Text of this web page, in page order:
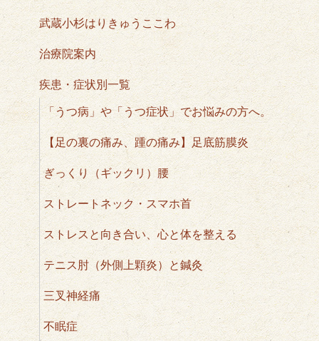
武蔵小杉はりきゅうここわ
治療院案内
疾患・症状別一覧
「うつ病」や「うつ症状」でお悩みの方へ。
【足の裏の痛み、踵の痛み】足底筋膜炎
ぎっくり（ギックリ）腰
ストレートネック・スマホ首
ストレスと向き合い、心と体を整える
テニス肘（外側上顆炎）と鍼灸
三叉神経痛
不眠症